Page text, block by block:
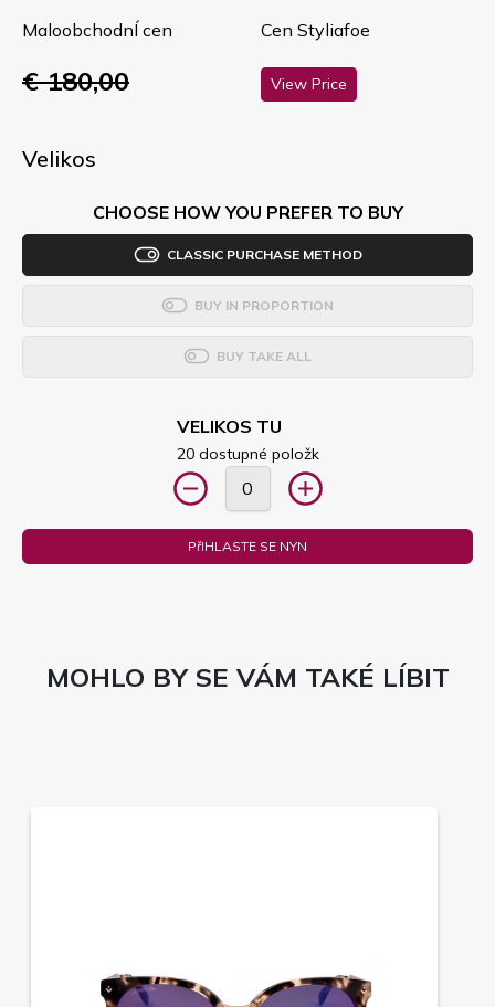
MaloobchodnÍ cen
€ 180,00
Cen Styliafoe
View Price
Velikos
CHOOSE HOW YOU PREFER TO BUY
CLASSIC PURCHASE METHOD
BUY IN PROPORTION
BUY TAKE ALL
VELIKOS TU
20 dostupné položk
PřIHLASTE SE NYN
MOHLO BY SE VÁM TAKÉ LÍBIT